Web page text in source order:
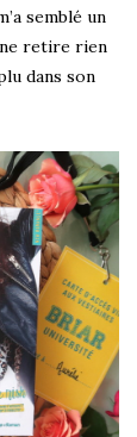
semblé un
retire rien
dans son